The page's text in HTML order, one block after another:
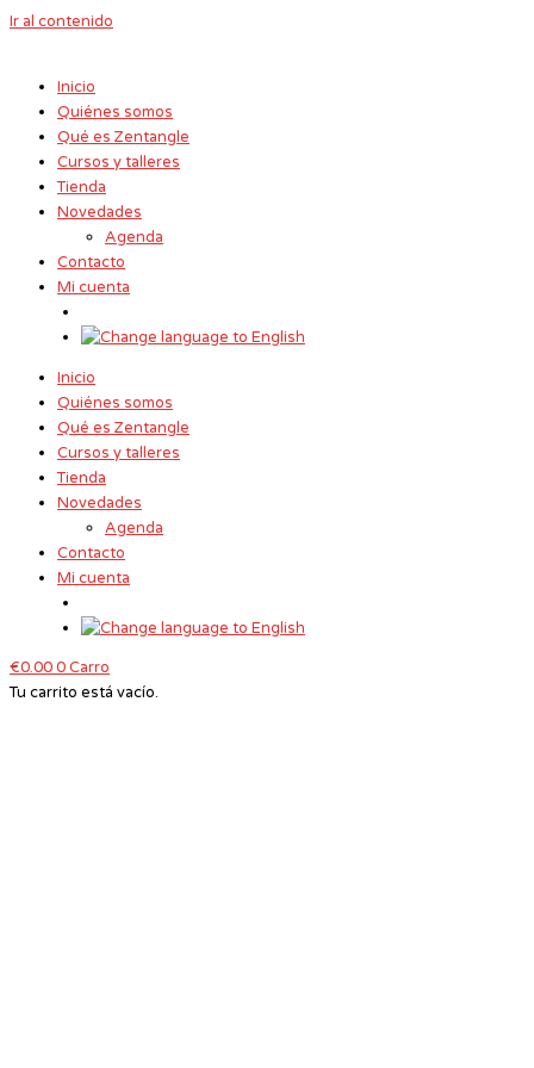
Ir al contenido
Inicio
Quiénes somos
Qué es Zentangle
Cursos y talleres
Tienda
Novedades
Agenda
Contacto
Mi cuenta
Inicio
Quiénes somos
Qué es Zentangle
Cursos y talleres
Tienda
Novedades
Agenda
Contacto
Mi cuenta
€0.000Carro
Tu carrito está vacío.